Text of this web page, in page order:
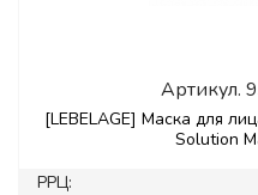
Артикул.
[LEBELAGE] Маска для
Solution
РРЦ: